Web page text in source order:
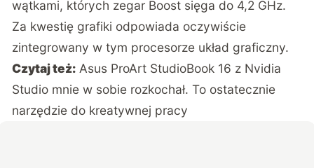
wątkami, których zegar Boost sięga do 4,2 GHz.
Za kwestię grafiki odpowiada oczywiście
zintegrowany w tym procesorze układ graficzny.
Czytaj też: Asus ProArt StudioBook 16 z Nvidia
Studio mnie w sobie rozkochał. To ostatecznie
narzędzie do kreatywnej pracy